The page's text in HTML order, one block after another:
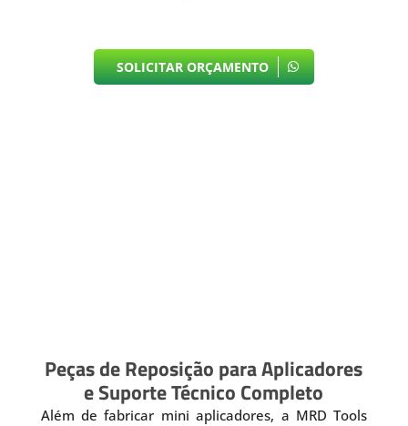
SOLICITAR ORÇAMENTO
Peças de Reposição para Aplicadores
e Suporte Técnico Completo
Além de fabricar mini aplicadores, a MRD Tools